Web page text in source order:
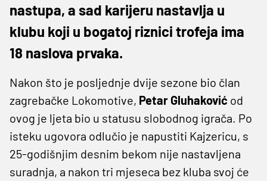
nastupa, a sad karijeru nastavlja u
klubu koji u bogatoj riznici trofeja ima
18 naslova prvaka.
Nakon što je posljednje dvije sezone bio član
zagrebačke Lokomotive, Petar Gluhaković od
ovog je ljeta bio u statusu slobodnog igrača. Po
isteku ugovora odlučio je napustiti Kajzericu, s
25-godišnjim desnim bekom nije nastavljena
suradnja, a nakon tri mjeseca bez kluba svoj će